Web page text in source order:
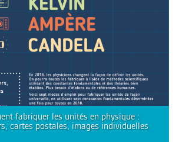
fabriquer les unités en physique :
cartes postales, images individuelles